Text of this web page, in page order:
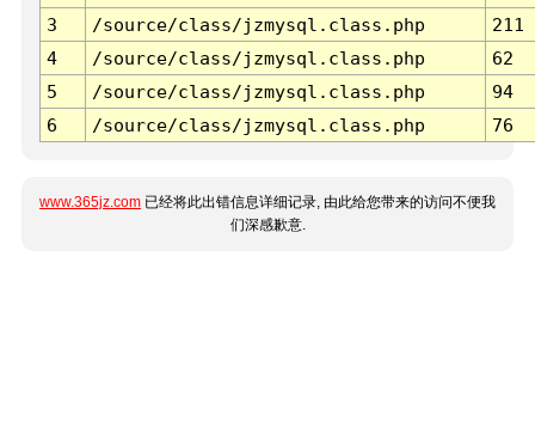
3 /source/class/jzmysql.class.php
211
4
/source/class/jzmysql.class.php
62
5
/source/class/jzmysql.class.php
94
6
/source/class/jzmysql.class.php 76
www.365jz.com 已经将此出错信息详细记录, 由此给您带来的访问不便我
们深感歉意.